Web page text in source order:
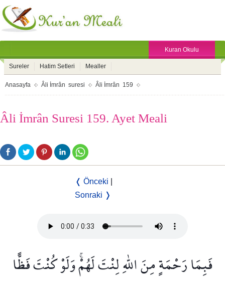
Kuran Okulu
Sureler Hatim Setleri Mealler
Anasayfa Âli İmrân suresi Âli İmrân 159
Âli İmrân Suresi 159. Ayet Meali
❬ Önceki
Sonraki ❭
فَبِمَا رَحْمَةٍ مِنَ اللّٰهِ لِنْتَ لَهُمْۚ وَلَوْ كُنْتَ فَظًّا